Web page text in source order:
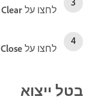
לחצו על Clear
לחצו על Close
בטל ייצוא